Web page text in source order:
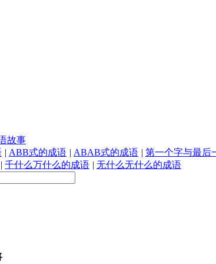
故事
| ABB式的成语 | ABAB式的成语 | 第一个字与最后
| 千什么万什么的成语 | 无什么无什么的成语